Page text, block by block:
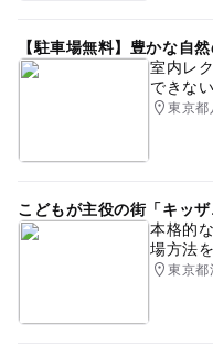
【駐車場無料】豊かな自
室内レ
できな
東京都
こどもが主役の街「キッ
本格的
場方法
東京都